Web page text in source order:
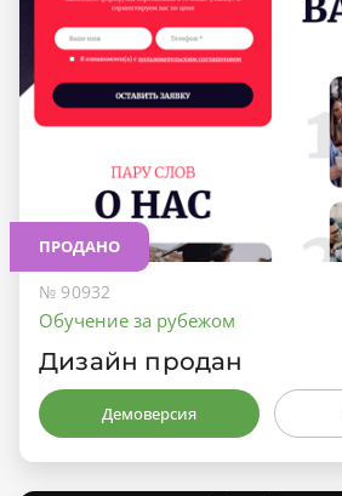
ПРОДАНО
№ 90932
Обучение за рубежом
Дизайн продан
Демоверсия